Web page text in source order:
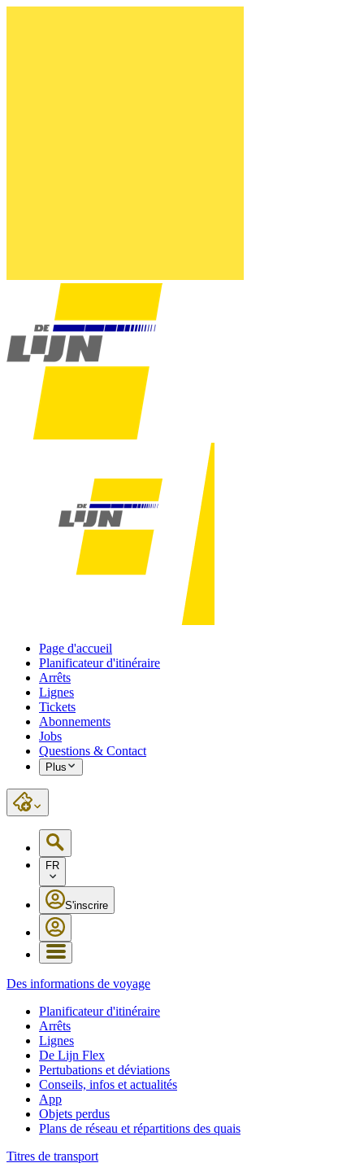
Page d'accueil
Planificateur d'itinéraire
Arrêts
Lignes
Tickets
Abonnements
Jobs
Questions & Contact
Plus
FR
S'inscrire
Des informations de voyage
Planificateur d'itinéraire
Arrêts
Lignes
De Lijn Flex
Pertubations et déviations
Conseils, infos et actualités
App
Objets perdus
Plans de réseau et répartitions des quais
Titres de transport